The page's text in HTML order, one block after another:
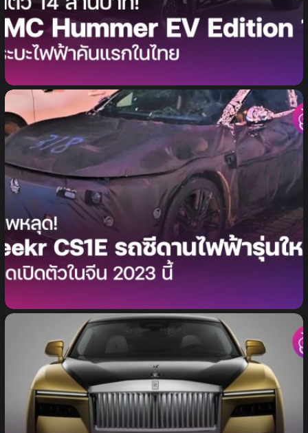
ค่าตัว 14 ล้านบาท! GMC Hummer EV
Edition 1 กระบะไฟฟ้าคันแรกในไทย
ภาพหลุด! Zeekr CS1E รถซีดานไฟฟ้ารุ่นใหม่ คาดเปิดตัว
ในจีน 2023 นี้